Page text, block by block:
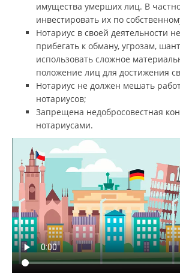
имущества умерших лиц. В
инвестировать их по
Нотариус в своей деятельности
прибегать к обману, угрозам,
использовать сложное
положение лиц для достижения
Нотариус не должен мешать
нотариусов;
Запрещена недобросовестная
нотариусами.